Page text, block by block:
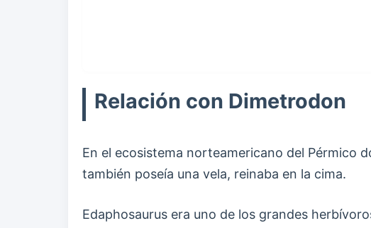
Relación con Dimetrodon
En el ecosistema norteamericano del Pérmico
también poseía una vela, reinaba en la cima.
Edaphosaurus era uno de los grandes